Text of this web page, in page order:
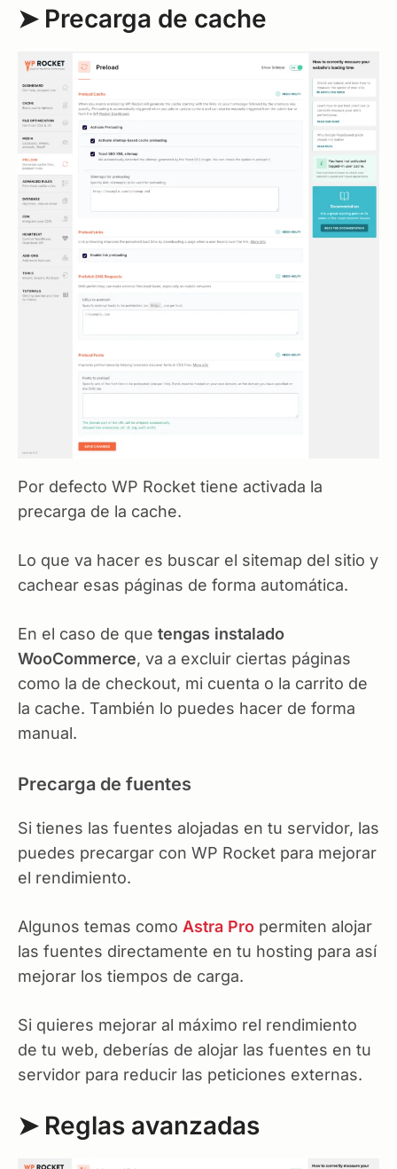
➤ Precarga de cache
Por defecto WP Rocket tiene activada la
precarga de la cache.
Lo que va hacer es buscar el sitemap del sitio y
cachear esas páginas de forma automática.
En el caso de que tengas instalado
WooCommerce, va a excluir ciertas páginas
como la de checkout, mi cuenta o la carrito de
la cache. También lo puedes hacer de forma
manual.
Precarga de fuentes
Si tienes las fuentes alojadas en tu servidor, las
puedes precargar con WP Rocket para mejorar
el rendimiento.
Algunos temas como Astra Pro permiten alojar
las fuentes directamente en tu hosting para así
mejorar los tiempos de carga.
Si quieres mejorar al máximo rel rendimiento
de tu web, deberías de alojar las fuentes en tu
servidor para reducir las peticiones externas.
➤ Reglas avanzadas